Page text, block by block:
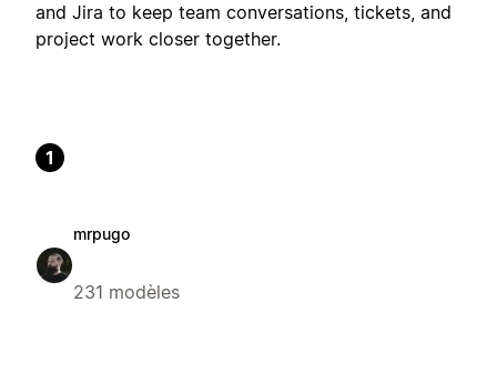
and Jira to keep team conversations, tickets, and
project work closer together.
1
mrpugo
231 modèles